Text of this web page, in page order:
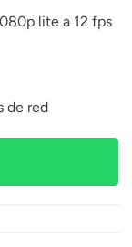
lite a 12 fps
de red